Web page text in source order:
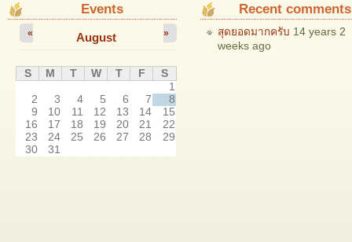
Events
August
« »
S M T W T F
S
1
2
3 4 5 6 7
8
9
10 11 12 13 14
15
16
17 18 19 20 21
22
23
24 25 26 27 28
29
30
31
Recent comments
สุดยอดมากครับ 14 years 2
weeks ago